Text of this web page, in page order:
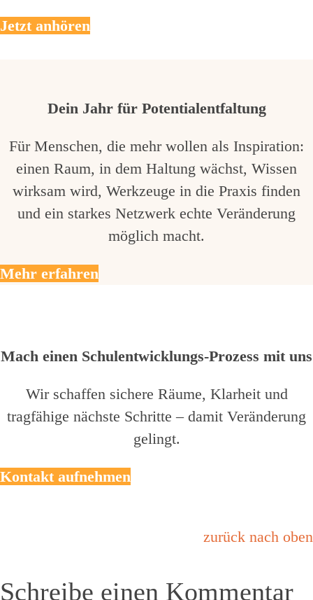
Jetzt anhören
Dein Jahr für Potentialentfaltung
Für Menschen, die mehr wollen als Inspiration:
einen Raum, in dem Haltung wächst, Wissen
wirksam wird, Werkzeuge in die Praxis finden
und ein starkes Netzwerk echte Veränderung
möglich macht.
Mehr erfahren
Mach einen Schulentwicklungs-Prozess mit uns
Wir schaffen sichere Räume, Klarheit und
tragfähige nächste Schritte – damit Veränderung
gelingt.
Kontakt aufnehmen
zurück nach oben
Schreibe einen Kommentar